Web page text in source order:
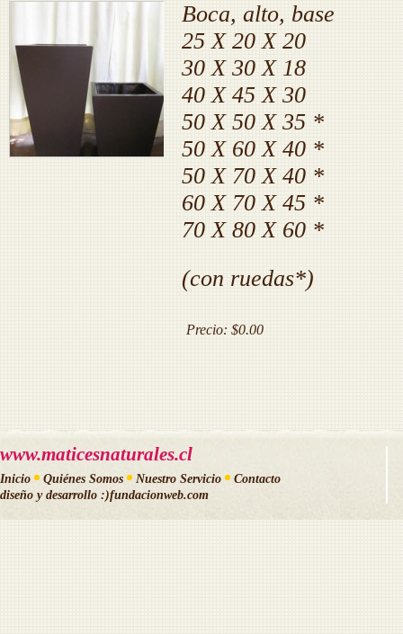
Boca, alto, base
25 X 20 X 20
30 X 30 X 18
40 X 45 X 30
50 X 50 X 35 *
50 X 60 X 40 *
50 X 70 X 40 *
60 X 70 X 45 *
70 X 80 X 60 *
(con ruedas*)
Precio: $0.00
www.maticesnaturales.cl
Inicio Quiénes Somos Nuestro Servicio
Contacto
diseño y desarrollo :)fundacionweb.com